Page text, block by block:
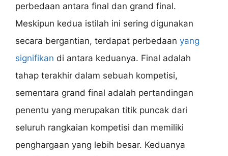
perbedaan antara final dan grand final.
Meskipun kedua istilah ini sering digunakan
secara bergantian, terdapat perbedaan yang
signifikan di antara keduanya. Final adalah
tahap terakhir dalam sebuah kompetisi,
sementara grand final adalah pertandingan
penentu yang merupakan titik puncak dari
seluruh rangkaian kompetisi dan memiliki
penghargaan yang lebih besar. Keduanya